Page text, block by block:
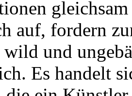
auf, fordern
wild und
Es handelt